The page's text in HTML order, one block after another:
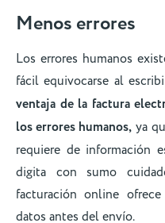
Menos errores
Los errores humanos
fácil equivocarse al
ventaja de la factura
los errores humanos, ya
requiere de información
digita con sumo
facturación online
datos antes del envío.